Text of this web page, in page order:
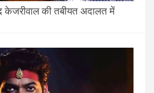
केजरीवाल की तबीयत अदालत में